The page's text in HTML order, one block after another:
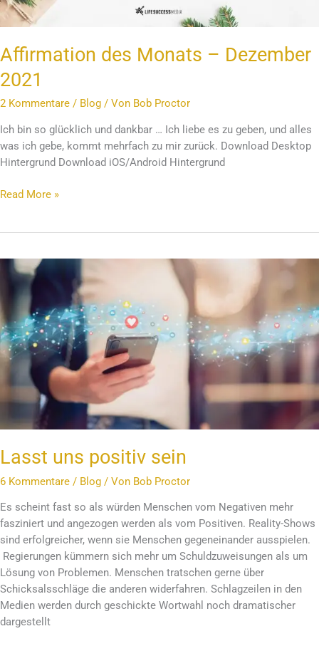
Affirmation des Monats – Dezember
2021
2 Kommentare / Blog / Von Bob Proctor
Ich bin so glücklich und dankbar … Ich liebe es zu geben, und alles
was ich gebe, kommt mehrfach zu mir zurück. Download Desktop
Hintergrund Download iOS/Android Hintergrund
Read More »
Lasst uns positiv sein
6 Kommentare / Blog / Von Bob Proctor
Es scheint fast so als würden Menschen vom Negativen mehr
fasziniert und angezogen werden als vom Positiven. Reality-Shows
sind erfolgreicher, wenn sie Menschen gegeneinander ausspielen.
Regierungen kümmern sich mehr um Schuldzuweisungen als um
Lösung von Problemen. Menschen tratschen gerne über
Schicksalsschläge die anderen widerfahren. Schlagzeilen in den
Medien werden durch geschickte Wortwahl noch dramatischer
dargestellt
Lasst
positiv
sein